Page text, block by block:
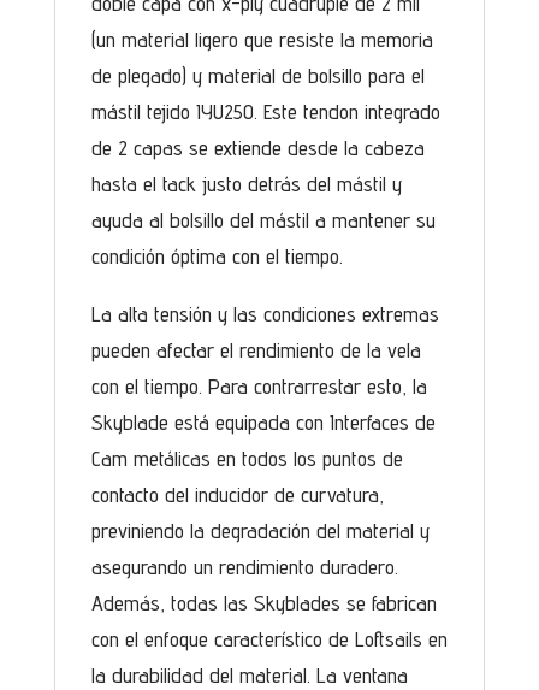
(un material ligero que resiste la memoria
de plegado) y material de bolsillo para el
mástil tejido IYU250. Este tendon integrado
de 2 capas se extiende desde la cabeza
hasta el tack justo detrás del mástil y
ayuda al bolsillo del mástil a mantener su
condición óptima con el tiempo.
La alta tensión y las condiciones extremas
pueden afectar el rendimiento de la vela
con el tiempo. Para contrarrestar esto, la
Skyblade está equipada con Interfaces de
Cam metálicas en todos los puntos de
contacto del inducidor de curvatura,
previniendo la degradación del material y
asegurando un rendimiento duradero.
Además, todas las Skyblades se fabrican
con el enfoque característico de Loftsails en
la durabilidad del material. La ventana